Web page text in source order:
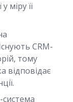
міру її
CRM-
тому
відповідає
система